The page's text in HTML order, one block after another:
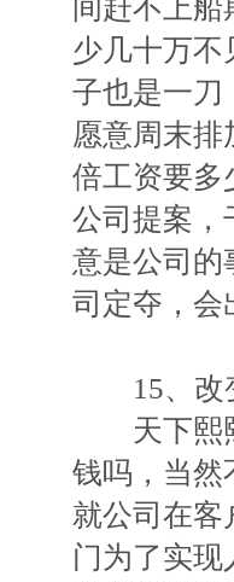
间赶不上船
少几十万不
子也是一刀
愿意周末
倍工资要多
公司提案，
意是公司的
司定夺，会
15、改
天下熙熙
钱吗，当然
就公司在客
门为了实